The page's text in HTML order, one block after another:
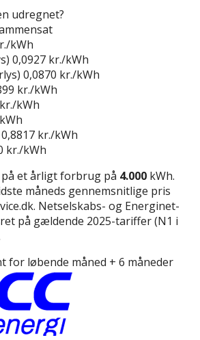
udregnet?
kWh
0,0927 kr./kWh
0,0870 kr./kWh
kr./kWh
kWh
0,8817 kr./kWh
kr./kWh
et årligt forbrug på 4.000 kWh.
måneds gennemsnitlige pris
Netselskabs- og Energinet-
på gældende 2025-tariffer (N1 i
for løbende måned + 6 måneder